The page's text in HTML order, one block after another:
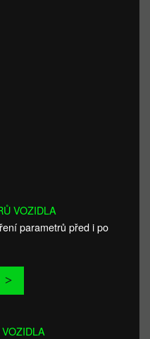
VOZIDLA
parametrů před i po
>